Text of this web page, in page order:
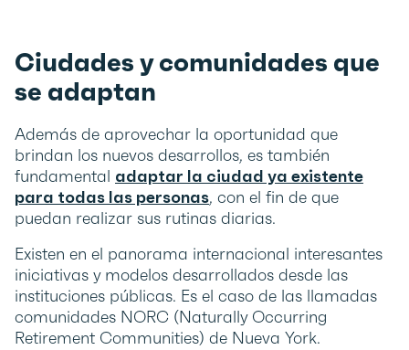
Ciudades y comunidades que
se adaptan
Además de aprovechar la oportunidad que
brindan los nuevos desarrollos, es también
fundamental adaptar la ciudad ya existente
para todas las personas, con el fin de que
puedan realizar sus rutinas diarias.
Existen en el panorama internacional interesantes
iniciativas y modelos desarrollados desde las
instituciones públicas. Es el caso de las llamadas
comunidades NORC (Naturally Occurring
Retirement Communities) de Nueva York.